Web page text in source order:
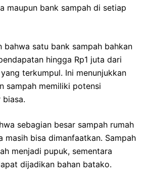
maupun bank sampah di setiap
bahwa satu bank sampah bahkan
hingga Rp1 juta dari
terkumpul. Ini menunjukkan
sampah memiliki potensi
sebagian besar sampah rumah
masih bisa dimanfaatkan. Sampah
menjadi pupuk, sementara
dijadikan bahan batako.